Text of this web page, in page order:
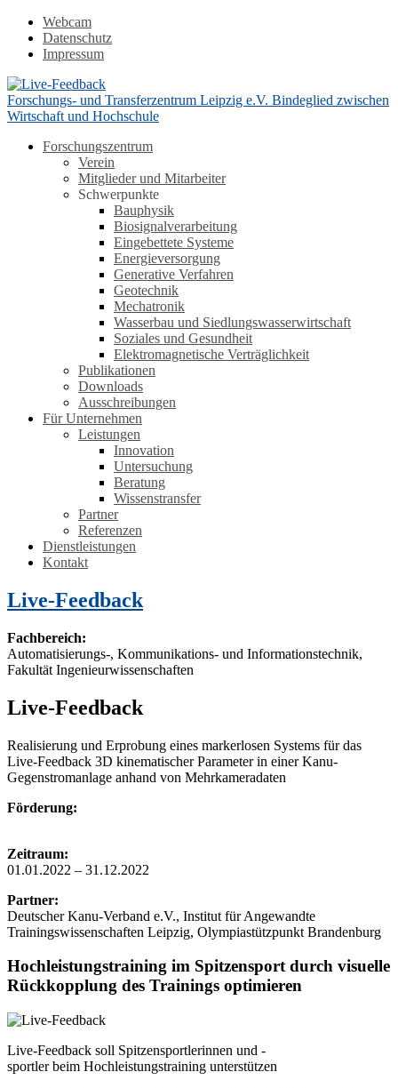
Webcam
Datenschutz
Impressum
Forschungs- und Transferzentrum Leipzig e.V. Bindeglied zwischen
Wirtschaft und Hochschule
Forschungszentrum
Verein
Mitglieder und Mitarbeiter
Schwerpunkte
Bauphysik
Biosignalverarbeitung
Eingebettete Systeme
Energieversorgung
Generative Verfahren
Geotechnik
Mechatronik
Wasserbau und Siedlungswasserwirtschaft
Soziales und Gesundheit
Elektromagnetische Verträglichkeit
Publikationen
Downloads
Ausschreibungen
Für Unternehmen
Leistungen
Innovation
Untersuchung
Beratung
Wissenstransfer
Partner
Referenzen
Dienstleistungen
Kontakt
Live-Feedback
Fachbereich:
Automatisierungs-, Kommunikations- und Informationstechnik,
Fakultät Ingenieurwissenschaften
Live-Feedback
Realisierung und Erprobung eines markerlosen Systems für das
Live-Feedback 3D kinematischer Parameter in einer Kanu-
Gegenstromanlage anhand von Mehrkameradaten
Förderung:
Zeitraum:
01.01.2022 – 31.12.2022
Partner:
Deutscher Kanu-Verband e.V., Institut für Angewandte
Trainingswissenschaften Leipzig, Olympiastützpunkt Brandenburg
Hochleistungstraining im Spitzensport durch visuelle
Rückkopplung des Trainings optimieren
Live-Feedback soll Spitzensportlerinnen und -
sportler beim Hochleistungstraining unterstützen